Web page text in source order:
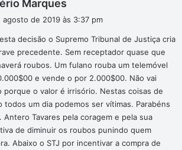
Marques
s
e
agosto de 2019 às 3:37 pm
decisão o Supremo Tribunal de Justiça cria
precedente. Sem receptador quase que
roubos. Um fulano rouba um telemóvel
e vende o por 2.000$00. Não vai
porque o valor é irrisório. Nestas coisas de
todos um dia podemos ser vítimas. Parabéns
Antero Tavares pela coragem e pela sua
de diminuir os roubos punindo quem
Abaixo o STJ por incentivar a compra de